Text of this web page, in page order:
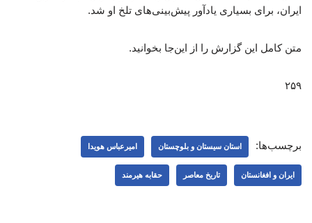
ایران، برای بسیاری یادآور پیش‌بینی‌های تلخ او شد.
متن کامل این گزارش را از این‌جا بخوانید.
۲۵۹
برچسب‌ها: استان سیستان و بلوچستان امیرعباس هویدا
ایران و افغانستان تاریخ معاصر حقابه هیرمند